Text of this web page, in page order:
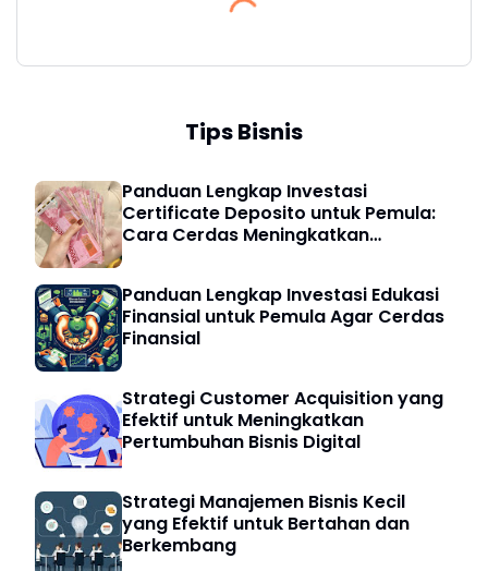
Tips Bisnis
Panduan Lengkap Investasi
Certificate Deposito untuk Pemula:
Cara Cerdas Meningkatkan
Panduan Lengkap Investasi Edukasi
Finansial untuk Pemula Agar Cerdas
Finansial
Strategi Customer Acquisition yang
Efektif untuk Meningkatkan
Pertumbuhan Bisnis Digital
Strategi Manajemen Bisnis Kecil
yang Efektif untuk Bertahan dan
Berkembang